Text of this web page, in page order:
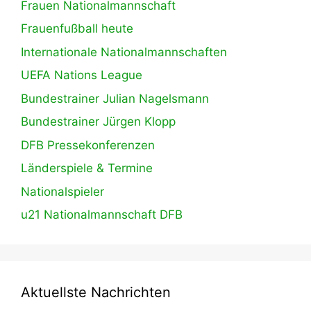
Frauen Nationalmannschaft
Frauenfußball heute
Internationale Nationalmannschaften
UEFA Nations League
Bundestrainer Julian Nagelsmann
Bundestrainer Jürgen Klopp
DFB Pressekonferenzen
Länderspiele & Termine
Nationalspieler
u21 Nationalmannschaft DFB
Aktuellste Nachrichten